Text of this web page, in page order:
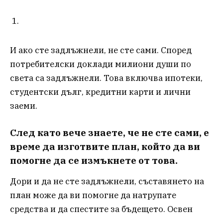
И ако сте задлъжнели, не сте сами. Според
потребителски доклади милиони души по
света са задлъжнели. Това включва ипотеки,
студентски дълг, кредитни карти и лични
заеми.
След като вече знаете, че не сте сами, е
време да изготвите план, който да ви
помогне да се измъкнете от това.
Дори и да не сте задлъжнели, съставянето на
план може да ви помогне да натрупате
средства и да спестите за бъдещето. Освен